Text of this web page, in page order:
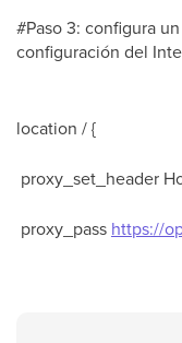
#Paso 3: configura
configuración del
location / {
proxy_set_header
proxy_pass https://